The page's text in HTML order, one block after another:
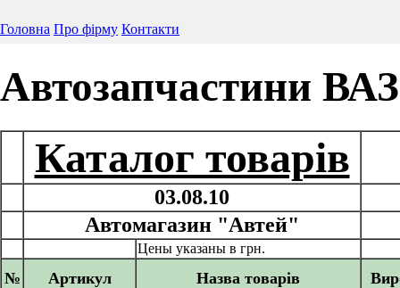
Головна Про фірму Контакти
Автозапчастини ВАЗ
Каталог товарів
03.08.10
Автомагазин "Автей"
Цены указаны в грн.
№ Артикул Назва товарів